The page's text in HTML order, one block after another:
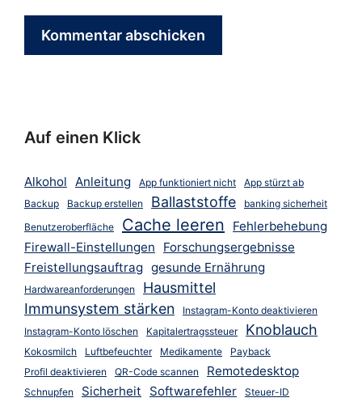
Auf einen Klick
Alkohol Anleitung App funktioniert nicht
App stürzt ab
Backup
Backup erstellen Ballaststoffe
banking sicherheit
Benutzeroberfläche
Cache leeren
Fehlerbehebung
Firewall-Einstellungen
Forschungsergebnisse
Freistellungsauftrag gesunde Ernährung
Hardwareanforderungen
Hausmittel
Immunsystem stärken
Instagram-Konto deaktivieren
Instagram-Konto löschen
Kapitalertragssteuer Knoblauch
Kokosmilch Luftbefeuchter Medikamente
Payback
Profil deaktivieren
QR-Code scannen Remotedesktop
Schnupfen Sicherheit Softwarefehler
Steuer-ID